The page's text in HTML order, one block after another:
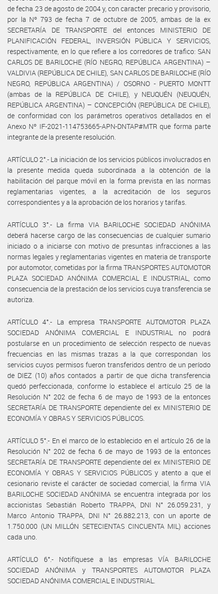
de fecha 23 de agosto de 2004 y, con caracter precario y provisorio,
por la Nº 793 de fecha 7 de octubre de 2005, ambas de la ex
SECRETARÍA DE TRANSPORTE del entonces MINISTERIO DE
PLANIFICACIÓN FEDERAL, INVERSIÓN PÚBLICA Y SERVICIOS,
respectivamente, en lo que refiere a los corredores de trafico: SAN
CARLOS DE BARILOCHE (RÍO NEGRO, REPÚBLICA ARGENTINA) –
VALDIVIA (REPÚBLICA DE CHILE), SAN CARLOS DE BARILOCHE (RÍO
NEGRO, REPÚBLICA ARGENTINA) / OSORNO - PUERTO MONTT
(ambas de la REPÚBLICA DE CHILE), y NEUQUÉN (NEUQUÉN,
REPÚBLICA ARGENTINA) – CONCEPCIÓN (REPÚBLICA DE CHILE),
de conformidad con los parámetros operativos detallados en el
Anexo Nº IF-2021-114753665-APN-DNTAP#MTR que forma parte
integrante de la presente resolución.
ARTÍCULO 2°.- La iniciación de los servicios públicos involucrados en
la presente medida queda subordinada a la obtención de la
habilitación del parque móvil en la forma prevista en las normas
reglamentarias vigentes, a la acreditación de los seguros
correspondientes y a la aprobación de los horarios y tarifas.
ARTÍCULO 3°.- La firma VIA BARILOCHE SOCIEDAD ANÓNIMA
deberá hacerse cargo de las consecuencias de cualquier sumario
iniciado o a iniciarse con motivo de presuntas infracciones a las
normas legales y reglamentarias vigentes en materia de transporte
por automotor, cometidas por la firma TRANSPORTES AUTOMOTOR
PLAZA SOCIEDAD ANÓNIMA COMERCIAL E INDUSTRIAL, como
consecuencia de la prestación de los servicios cuya transferencia se
autoriza.
ARTÍCULO 4°.- La empresa TRANSPORTE AUTOMOTOR PLAZA
SOCIEDAD ANÓNIMA COMERCIAL E INDUSTRIAL no podrá
postularse en un procedimiento de selección respecto de nuevas
frecuencias en las mismas trazas a la que correspondan los
servicios cuyos permisos fueron transferidos dentro de un período
de DIEZ (10) años contados a partir de que dicha transferencia
quedó perfeccionada, conforme lo establece el artículo 25 de la
Resolución N° 202 de fecha 6 de mayo de 1993 de la entonces
SECRETARÍA DE TRANSPORTE dependiente del ex MINISTERIO DE
ECONOMÍA Y OBRAS Y SERVICIOS PÚBLICOS.
ARTÍCULO 5°.- En el marco de lo establecido en el artículo 26 de la
Resolución N° 202 de fecha 6 de mayo de 1993 de la entonces
SECRETARÍA DE TRANSPORTE dependiente del ex MINISTERIO DE
ECONOMÍA Y OBRAS Y SERVICIOS PÚBLICOS y atento a que el
cesionario reviste el carácter de sociedad comercial, la firma VIA
BARILOCHE SOCIEDAD ANÓNIMA se encuentra integrada por los
accionistas Sebastián Roberto TRAPPA, DNI N° 26.059.231, y
Marco Antonio TRAPPA, DNI N° 26.882.213, con un aporte de
1.750.000 (UN MILLÓN SETECIENTAS CINCUENTA MIL) acciones
cada uno.
ARTÍCULO 6°.- Notifíquese a las empresas VÍA BARILOCHE
SOCIEDAD ANÓNIMA y TRANSPORTES AUTOMOTOR PLAZA
SOCIEDAD ANÓNIMA COMERCIAL E INDUSTRIAL.